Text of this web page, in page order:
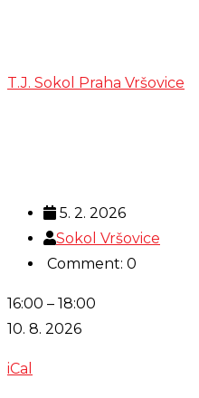
T.J. Sokol Praha Vršovice
5. 2. 2026
Sokol Vršovice
Comment: 0
TGJ
II.
16:00 – 18:00
10. 8. 2026
iCal